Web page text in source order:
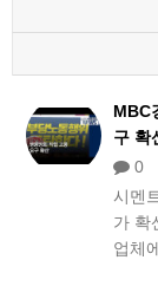
MBC
구 확
0
시멘
가 확
업체